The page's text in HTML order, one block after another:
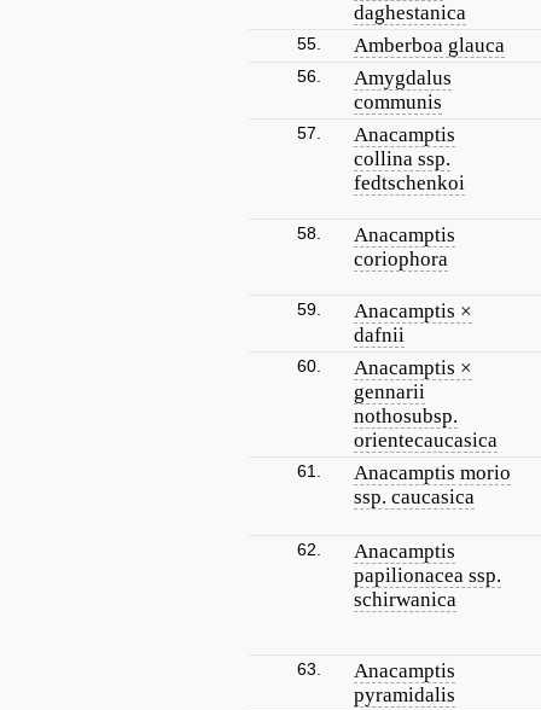
daghestanica
55. Amberboa glauca
56.
Amygdalus
communis
57.
Anacamptis
collina ssp.
fedtschenkoi
58.
Anacamptis
coriophora
59.
Anacamptis ×
dafnii
60.
Anacamptis ×
gennarii
nothosubsp.
orientecaucasica
61.
Anacamptis morio
ssp. caucasica
62.
Anacamptis
papilionacea ssp.
schirwanica
63.
Anacamptis
pyramidalis